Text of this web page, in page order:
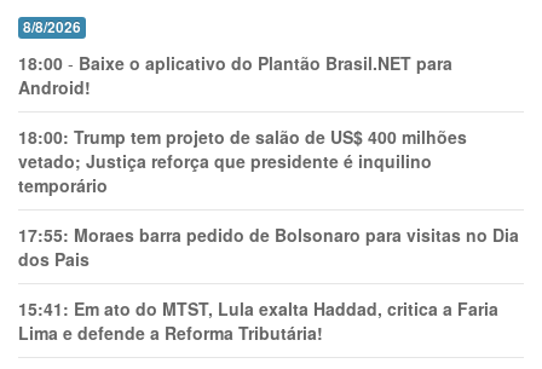
8/8/2026
18:00 - Baixe o aplicativo do Plantão Brasil.NET para
Android!
18:00: Trump tem projeto de salão de US$ 400 milhões
vetado; Justiça reforça que presidente é inquilino
temporário
17:55: Moraes barra pedido de Bolsonaro para visitas no Dia
dos Pais
15:41: Em ato do MTST, Lula exalta Haddad, critica a Faria
Lima e defende a Reforma Tributária!